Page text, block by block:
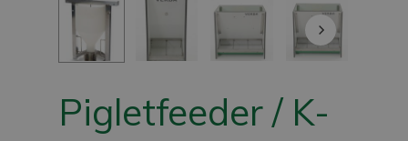
Pigletfeeder / K-